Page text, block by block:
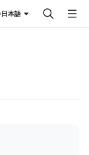
日本語